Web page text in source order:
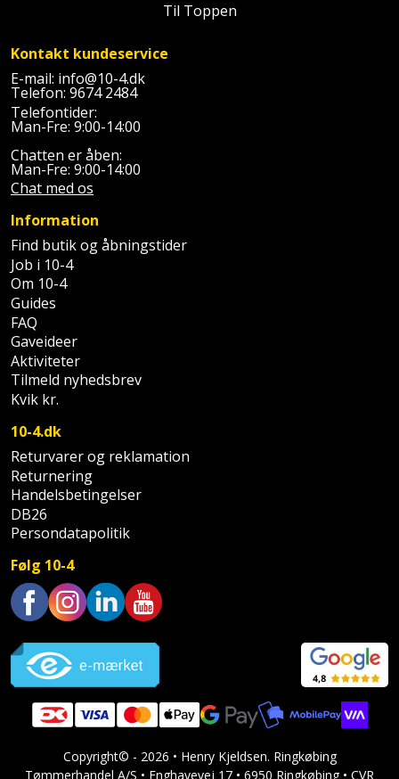
Garageport
Gelænder
Gips
Grundmursplader
Hardieplank
brædder
Hemsestige
Isolering
Komposit
terrassebrædder
Lecablokke
og
fundablokke
Lofter
Lofttrapper
Murbinder
Murpap
og
murfolie
skumpistol
Gevindskærer
Glasløfter
Glasskærer
Hæftepistol
og
-
hammer
Hammer
Høvl
Kiler
Kloakrenser
og
hobbykniv
Koben
Kridtsnor
Lærlingesæt
Landmålerstok
Bindemaskine
Bits
Bor
Bordrundsav
og
skruemaskine
Borehammer
Boremaskinetilbehør
Detektor
Diamantskæremaskine
Diamantslibertilbehør
Dykkerpistol
Dyksav
Excentersliber
Excenterslibertilbehør
Fedtsprøjte
Motorsav
og
kædesav
og
kædesav
tilbehør
Pælebor
Plæneklipper
Plæneklipper
tilbehør
Robotplæneklipper
Robotplæneklipper
tilbehør
Vandpumpe
Vertikalskærer
/
mosfjerner
Vinduesvasker
Brændeovn
Brandslukker
Brugskunst
Camping
Damprengøring
Dørmåtte
Dørrist
Drivhus
Drivhustilbehør
Elartikler
Flagstænger
til
hus
og
have
Fuglefoderhus
Garderobe
opbevaring
Gavekort
Spartelmasse
til
væg
Tape
Stålvask
Ventilation
og
indeklima
Guides
Gaveideer
Aktiviteter
Til Toppen
Kontakt kundeservice
E-mail: info@10-4.dk
Telefon: 9674 2484
Telefontider:
Man-Fre: 9:00-14:00
Chatten er åben:
Man-Fre: 9:00-14:00
Chat med os
Information
Find butik og åbningstider
Job i 10-4
Om 10-4
Guides
FAQ
Gaveideer
Aktiviteter
Tilmeld nyhedsbrev
Kvik kr.
10-4.dk
Returvarer og reklamation
Returnering
Handelsbetingelser
DB26
Persondatapolitik
Følg 10-4
Copyright© - 2026 • Henry Kjeldsen. Ringkøbing
Tømmerhandel A/S • Enghavevej 17 • 6950 Ringkøbing • CVR